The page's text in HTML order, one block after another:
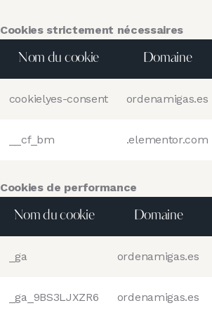
Cookies strictement nécessaires
Nom du cookie Domaine
cookielyes-consent ordenamigas.es
__cf_bm .elementor.com
Cookies de performance
Nom du cookie Domaine
_ga ordenamigas.es
_ga_9BS3LJXZR6 ordenamigas.es